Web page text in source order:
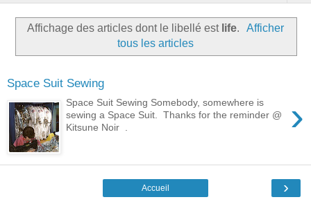
Affichage des articles dont le libellé est life.
Afficher
tous les articles
Space Suit Sewing
›
Space Suit Sewing Somebody, somewhere is
sewing a Space Suit. Thanks for the reminder @
Kitsune Noir .
›
Accueil